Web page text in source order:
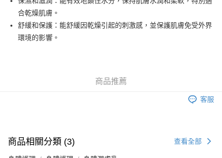
PayMe
WeChat Pay
銀行匯款 請將存款存到以下銀行帳戶，並於存款單據寫上訂單編號後電郵至
eshop@colourmix-cosmetics.com** **我們不會處理沒有提供存款單據的訂
單。 如果訂購後七個工作天內我們未能收到有關存款，有關訂單將被取消。
付款後順豐站及營業點取貨
合乾燥肌膚。
舒緩和保護：能舒緩因乾燥引起的刺激感，並保護肌膚免受外界
環境的影響。
商品推薦
客服
商品相關分類 (3) 查看全部